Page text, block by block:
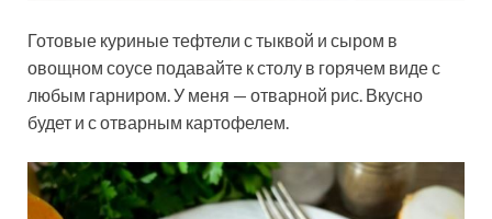
Готовые куриные тефтели с тыквой и сыром в
овощном соусе подавайте к столу в горячем виде с
любым гарниром. У меня — отварной рис. Вкусно
будет и с отварным картофелем.